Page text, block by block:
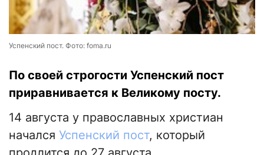
Успенский пост. Фото: foma.ru
По своей строгости Успенский пост
приравнивается к Великому посту.
14 августа у православных христиан
начался Успенский пост, который